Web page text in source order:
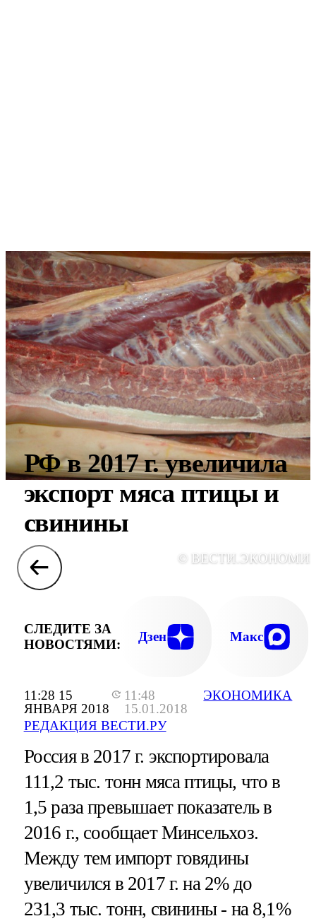
11:28 15
ЯНВАРЯ 2018
11:48
15.01.2018
РЕДАКЦИЯ ВЕСТИ.РУ
ЭКОНОМИКА
РФ в 2017 г. увеличила
экспорт мяса птицы и
свинины
©
СЛЕДИТЕ ЗА
НОВОСТЯМИ:
Дзен Макс
Россия в 2017 г. экспортировала
111,2 тыс. тонн мяса птицы, что в
1,5 раза превышает показатель в
2016 г., сообщает Минсельхоз.
Между тем импорт говядины
увеличился в 2017 г. на 2% до
231,3 тыс. тонн, свинины - на 8,1%